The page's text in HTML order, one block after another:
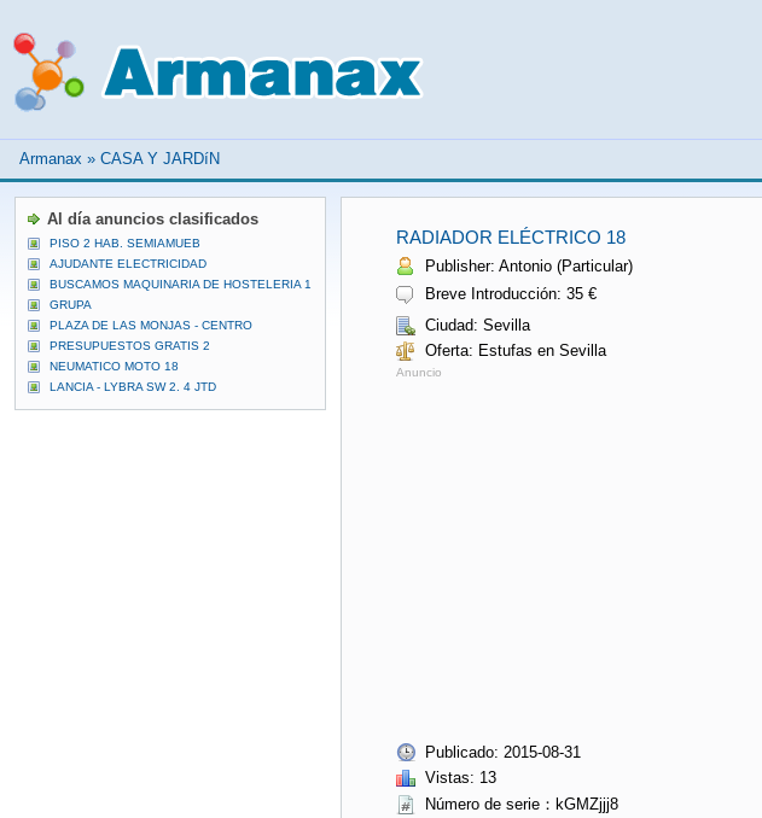
Armanax » CASA Y JARDíN
RADIADOR ELÉCTRICO 18
Publisher: Antonio (Particular)
Breve Introducción: 35 €
Ciudad: Sevilla
Oferta: Estufas en Sevilla
Anuncio
Publicado: 2015-08-31
Vistas: 13
Número de serie：kGMZjjj8
Al día anuncios clasificados
PISO 2 HAB. SEMIAMUEB
AJUDANTE ELECTRICIDAD
BUSCAMOS MAQUINARIA DE HOSTELERIA 1
GRUPA
PLAZA DE LAS MONJAS - CENTRO
PRESUPUESTOS GRATIS 2
NEUMATICO MOTO 18
LANCIA - LYBRA SW 2. 4 JTD